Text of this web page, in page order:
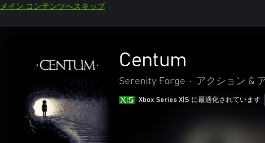
メイン コンテンツへスキップ
Centum
Serenity Forge • アクション &
Xbox Series X|S に最適化されています